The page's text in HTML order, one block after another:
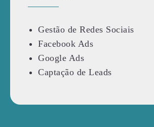
Gestão de Redes Sociais
Facebook Ads
Google Ads
Captação de Leads